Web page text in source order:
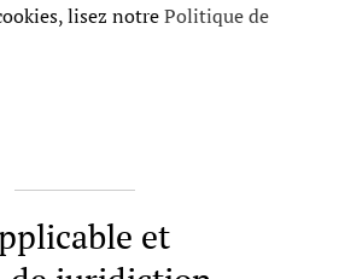
lisez notrePolitique de
et